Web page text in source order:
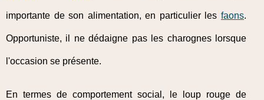
importante de son alimentation, en particulier les faons.
Opportuniste, il ne dédaigne pas les charognes lorsque
l'occasion se présente.
En termes de comportement social, le loup rouge de